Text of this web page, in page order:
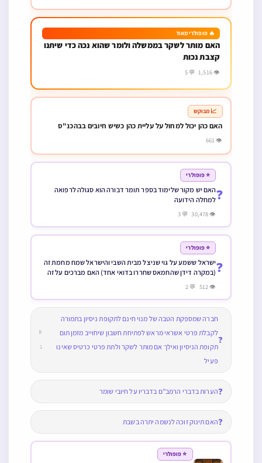
🔥 פופולרי מאוד
האם מותר לשקר בממשלה ולומר שהוא נכה כדי שיתנו
קצבת נכות
👁 1,516 💬 5
📈 מבוקש
האם כהן יכול למחול על עליית כהן כשיש חיובים בבהכנ"ס
👁 661
❓
⭐ פופולרי
האם יש מקור שלימוד בספר תומר דבורה הוא סגולה לרפואה
למחלה הידועה
👁 30,478 💬 3
❓
⭐ פופולרי
ישראל ששמע על גוי שניצל מבית השבי והישראל שמח מחמת זה
(במקרה דידן שהחמאס שחררו בדואי אחד) האם מברכים על זה
👁 512 💬 2
❓
חברה שמספקת הטבה של מנוי חינם לתקופת ניסיון בתמורה
לקבלת פרטי אשראי מראש לפתיחת חשבון שיחוייב מזמן תום
תקופת הניסיון ואילך אם מותר לשקר ולתת פרטי כרטיס שאינו
פעיל
💬
1
❓הערות בדברי הרמב”ם בדבריו על חיובי שומר
❓האם תינוק זוכה לנשמה יתרה בשבת
⭐ פופולרי